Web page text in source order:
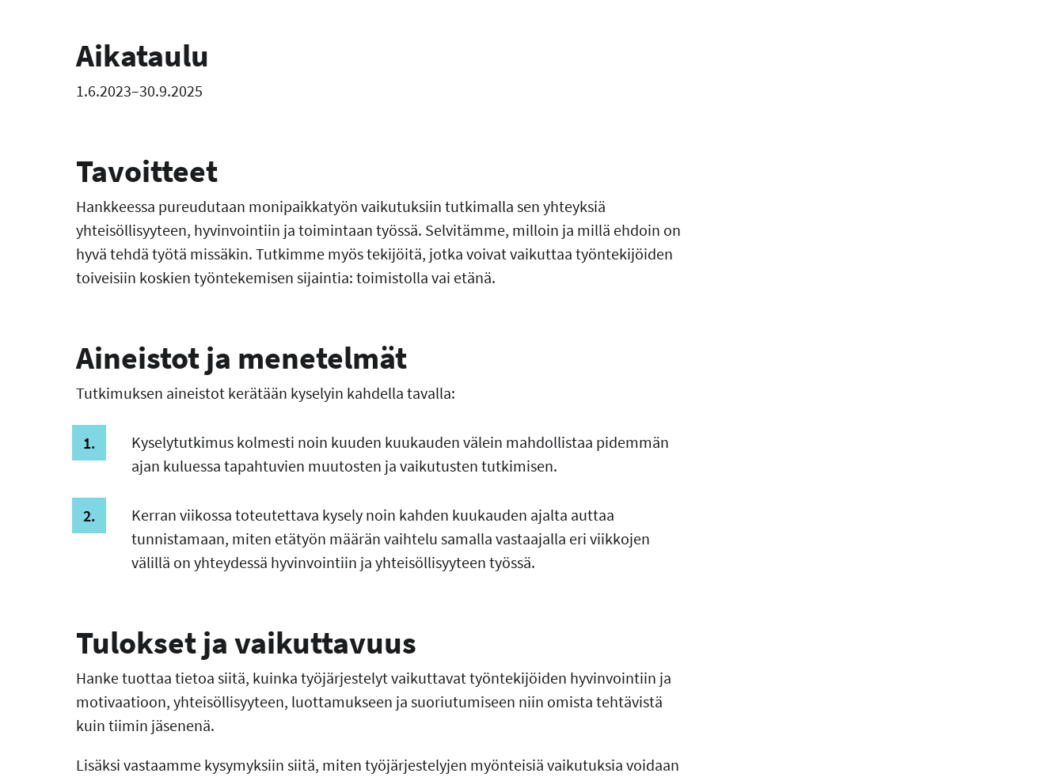
Aikataulu
1.6.2023–30.9.2025
Tavoitteet
Hankkeessa pureudutaan monipaikkatyön vaikutuksiin tutkimalla sen yhteyksiä
yhteisöllisyyteen, hyvinvointiin ja toimintaan työssä. Selvitämme, milloin ja millä ehdoin on
hyvä tehdä työtä missäkin. Tutkimme myös tekijöitä, jotka voivat vaikuttaa työntekijöiden
toiveisiin koskien työntekemisen sijaintia: toimistolla vai etänä.
Aineistot ja menetelmät
Tutkimuksen aineistot kerätään kyselyin kahdella tavalla:
Kyselytutkimus kolmesti noin kuuden kuukauden välein mahdollistaa pidemmän
ajan kuluessa tapahtuvien muutosten ja vaikutusten tutkimisen.
Kerran viikossa toteutettava kysely noin kahden kuukauden ajalta auttaa
tunnistamaan, miten etätyön määrän vaihtelu samalla vastaajalla eri viikkojen
välillä on yhteydessä hyvinvointiin ja yhteisöllisyyteen työssä.
Tulokset ja vaikuttavuus
Hanke tuottaa tietoa siitä, kuinka työjärjestelyt vaikuttavat työntekijöiden hyvinvointiin ja
motivaatioon, yhteisöllisyyteen, luottamukseen ja suoriutumiseen niin omista tehtävistä
kuin tiimin jäsenenä.
Lisäksi vastaamme kysymyksiin siitä, miten työjärjestelyjen myönteisiä vaikutuksia voidaan